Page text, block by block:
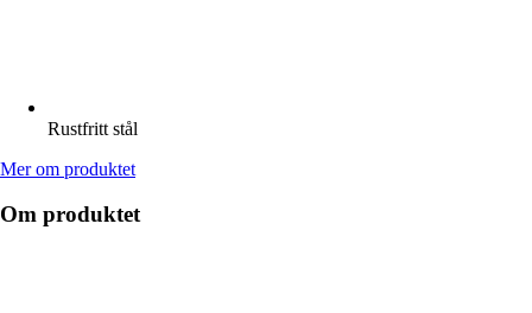
Rustfritt stål
Mer om produktet
Om produktet